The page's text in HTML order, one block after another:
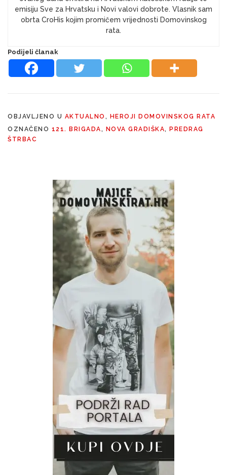
emisiju Sve za Hrvatsku i Novi valovi dobrote. Vlasnik sam
obrta CroHis kojim promičem vrijednosti Domovinskog
rata.
Podijeli članak
OBJAVLJENO U AKTUALNO ,
HEROJI DOMOVINSKOG RATA
OZNAČENO 121. BRIGADA, NOVA GRADIŠKA,
PREDRAG
ŠTRBAC